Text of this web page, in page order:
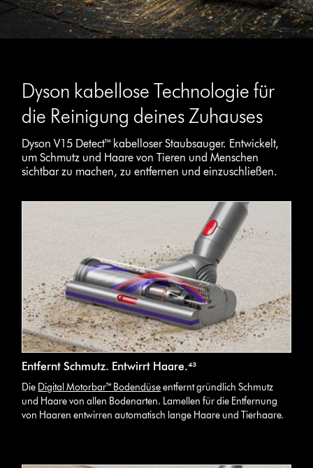
Dyson kabellose Technologie für
die Reinigung deines Zuhauses
Dyson V15 Detect™ kabelloser Staubsauger. Entwickelt,
um Schmutz und Haare von Tieren und Menschen
sichtbar zu machen, zu entfernen und einzuschließen.
Entfernt Schmutz. Entwirrt Haare.⁴³
Die Digital Motorbar™ Bodendüseentfernt gründlich Schmutz
und Haare von allen Bodenarten. Lamellen für die Entfernung
von Haaren entwirren automatisch lange Haare und Tierhaare.